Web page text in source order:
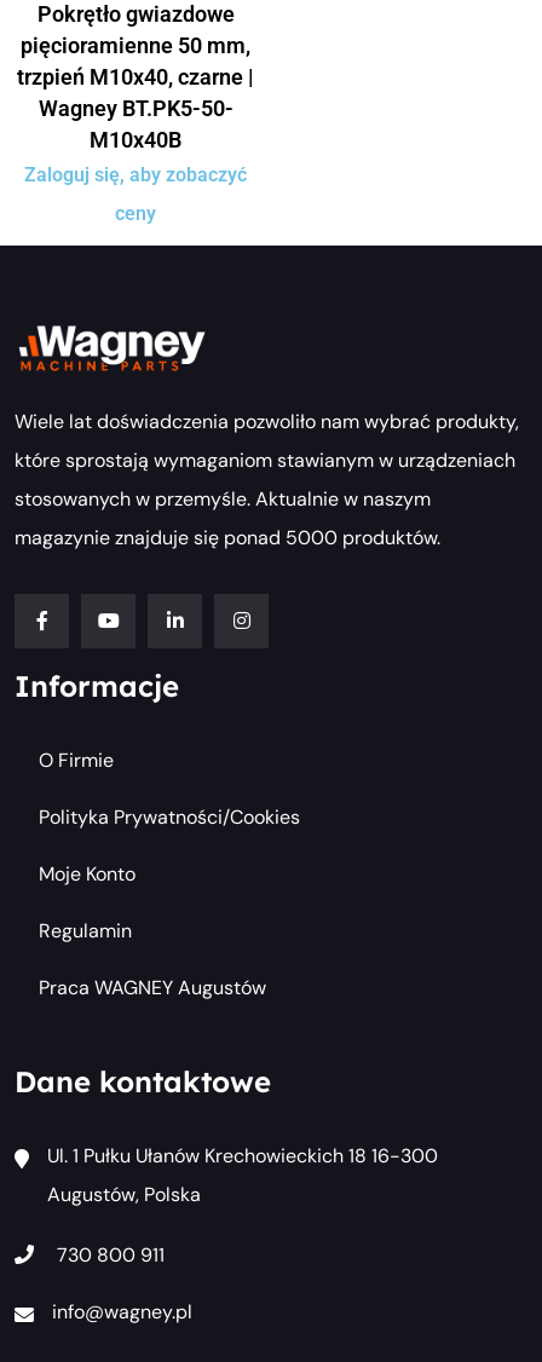
Pokrętło gwiazdowe
pięcioramienne 50 mm,
trzpień M10x40, czarne |
Wagney BT.PK5-50-
M10x40B
Zaloguj się, aby zobaczyć
ceny
Wiele lat doświadczenia pozwoliło nam wybrać produkty,
które sprostają wymaganiom stawianym w urządzeniach
stosowanych w przemyśle. Aktualnie w naszym
magazynie znajduje się ponad 5000 produktów.
Informacje
O Firmie
Polityka Prywatności/cookies
Moje Konto
Regulamin
Praca WAGNEY Augustów
Dane kontaktowe
Ul. 1 Pułku Ułanów Krechowieckich 18 16-300
Augustów, Polska
730 800 911
info@wagney.pl